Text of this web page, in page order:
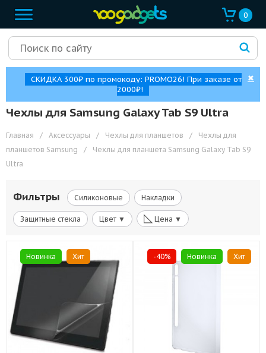
0
СКИДКА 300₽ по промокоду: PROMO26! При заказе от
2000₽!
✖
Чехлы для Samsung Galaxy Tab S9 Ultra
Главная / Аксессуары / Чехлы для планшетов /
Чехлы для
планшетов Samsung
/
Чехлы для планшета Samsung Galaxy Tab S9
Ultra
Фильтры Силиконовые Накладки
Защитные стекла Цвет ▼ ◺ Цена ▼
Новинка Хит -40% Новинка Хит